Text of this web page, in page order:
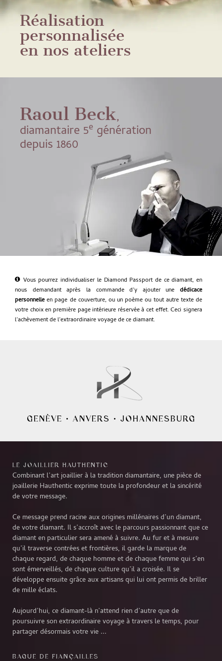
Réalisation
personnalisée
en nos ateliers
Raoul Beck,
diamantaire 5e génération
depuis 1860
Vous pourrez individualiser le Diamond Passport de ce diamant, en
nous demandant après la commande d’y ajouter une dédicace
personnelle en page de couverture, ou un poème ou tout autre texte de
votre choix en première page intérieure réservée à cet effet. Ceci signera
l’achèvement de l’extraordinaire voyage de ce diamant.
GENÈVE • ANVERS • JOHANNESBURG
LE JOAILLIER HAUTHENTIC
Combinant l’art joaillier à la tradition diamantaire, une pièce de
joaillerie Hauthentic exprime toute la profondeur et la sincérité
de votre message.
Ce message prend racine aux origines millénaires d’un diamant,
de votre diamant. Il s’accroît avec le parcours passionnant que ce
diamant en particulier sera amené à suivre. Au fur et à mesure
qu’il traverse contrées et frontières, il garde la marque de
chaque regard, de chaque homme et de chaque femme qui s’en
sont émerveillés, de chaque culture qu’il a croisée. Il se
développe ensuite grâce aux artisans qui lui ont permis de briller
de mille éclats.
Aujourd’hui, ce diamant-là n’attend rien d’autre que de
poursuivre son extraordinaire voyage à travers le temps, pour
partager désormais votre vie ...
BAGUE DE FIANÇAILLES